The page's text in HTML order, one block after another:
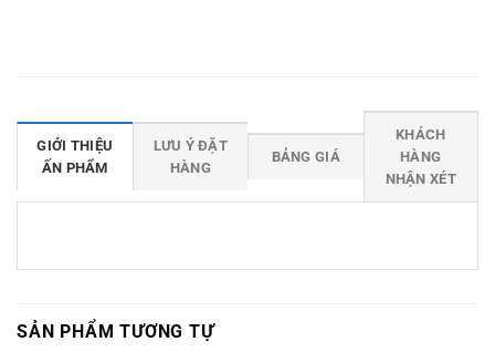
GIỚI THIỆU
ẤN PHẨM
LƯU Ý ĐẶT
HÀNG
BẢNG GIÁ
KHÁCH
HÀNG
NHẬN XÉT
SẢN PHẨM TƯƠNG TỰ